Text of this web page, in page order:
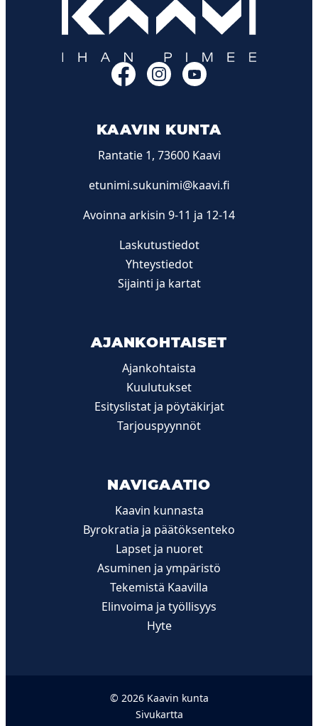
FacebookInstagram
KAAVIN KUNTA
Rantatie 1, 73600 Kaavi
etunimi.sukunimi@kaavi.fi
Avoinna arkisin 9-11 ja 12-14
Laskutustiedot
Yhteystiedot
Sijainti ja kartat
AJANKOHTAISET
Ajankohtaista
Kuulutukset
Esityslistat ja pöytäkirjat
Tarjouspyynnöt
NAVIGAATIO
Kaavin kunnasta
Byrokratia ja päätöksenteko
Lapset ja nuoret
Asuminen ja ympäristö
Tekemistä Kaavilla
Elinvoima ja työllisyys
Hyte
© 2026 Kaavin kunta
Sivukartta